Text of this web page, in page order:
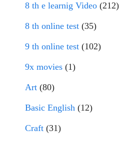
8 th e learnig Video (212)
8 th online test (35)
9 th online test (102)
9x movies (1)
Art (80)
Basic English (12)
Craft (31)